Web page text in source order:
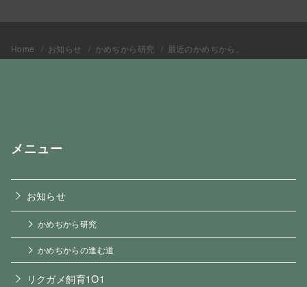
Home お知らせ かめぢから研究 最近のかめぢから。
メニュー
お知らせ
かめぢから研究
かめぢからの進む道
リクガメ飼育1O1